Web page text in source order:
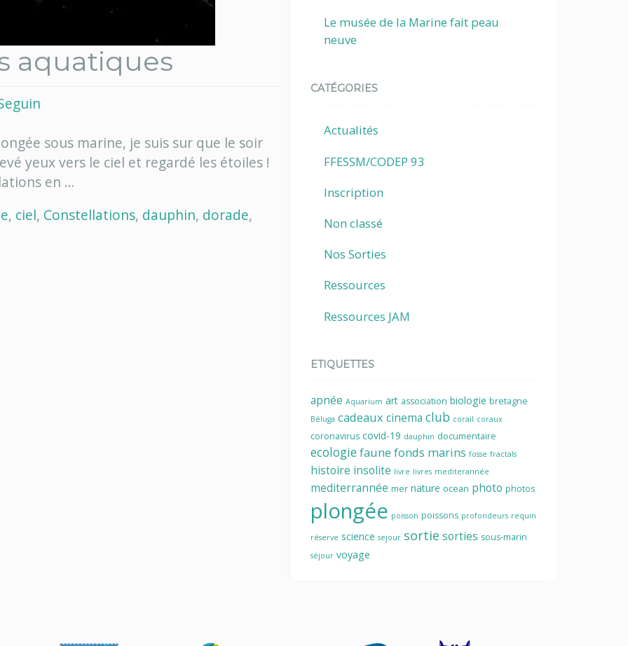
aquatiques
sous marine, je suis sur que le soir
yeux vers le ciel et regardé les étoiles !
en …
, ciel, Constellations, dauphin, dorade,
Le musée de la Marine fait peau
neuve
CATÉGORIES
Actualités
FFESSM/CODEP 93
Inscription
Non classé
Nos Sorties
Ressources
Ressources JAM
ETIQUETTES
apnée Aquarium art association biologie bretagne
Béluga cadeaux cinema club corail coraux
coronavirus covid-19 dauphin documentaire
ecologiefaune fonds marins fosse fractals
histoire insolite livre livres mediterannée
mediterrannée mer nature ocean photo photos
plongée poisson poissons profondeurs requin
réserve science sejour sortie sorties sous-marin
séjour voyage